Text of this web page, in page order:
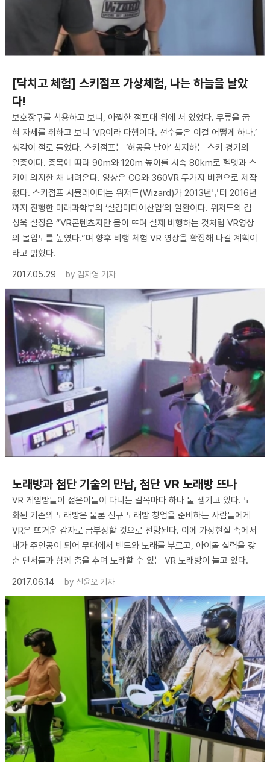
[닥치고 체험] 스키점프 가상체험, 나는 하늘을 날았
다!
보호장구를 착용하고 보니, 아찔한 점프대 위에 서 있었다. 무릎을 굽
혀 자세를 취하고 보니 ‘VR이라 다행이다. 선수들은 이걸 어떻게 하나.’
생각이 절로 들었다. 스키점프는 ‘허공을 날아’ 착지하는 스키 경기의
일종이다. 종목에 따라 90m와 120m 높이를 시속 80km로 헬멧과 스
키에 의지한 채 내려온다. 영상은 CG와 360VR 두가지 버전으로 제작
됐다. 스키점프 시뮬레이터는 위저드(Wizard)가 2013년부터 2016년
까지 진행한 미래과학부의 ‘실감미디어산업’의 일환이다. 위저드의 김
성욱 실장은 “VR콘텐츠지만 몸이 뜨며 실제 비행하는 것처럼 VR영상
의 몰입도를 높였다.”며 향후 비행 체험 VR 영상을 확장해 나갈 계획이
라고 밝혔다.
2017.05.29
by 김자영 기자
노래방과 첨단 기술의 만남, 첨단 VR 노래방 뜨나
VR 게임방들이 젊은이들이 다니는 길목마다 하나 둘 생기고 있다. 노
화된 기존의 노래방은 물론 신규 노래방 창업을 준비하는 사람들에게
VR은 뜨거운 감자로 급부상할 것으로 전망된다. 이에 가상현실 속에서
내가 주인공이 되어 무대에서 밴드와 노래를 부르고, 아이돌 실력을 갖
춘 댄서들과 함께 춤을 추며 노래할 수 있는 VR 노래방이 늘고 있다.
2017.06.14
by 신윤오 기자